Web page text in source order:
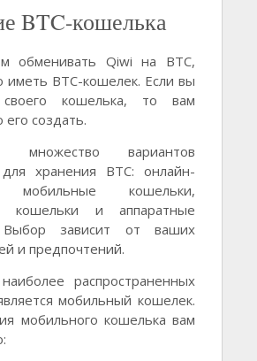
BTC-кошелька
обменивать Qiwi на BTC,
иметь BTC-кошелек. Если вы
кошелька, то вам
создать.
множество вариантов
хранения BTC: онлайн-
мобильные кошельки,
кошельки и аппаратные
Выбор зависит от ваших
и предпочтений.
распространенных
мобильный кошелек.
мобильного кошелька вам